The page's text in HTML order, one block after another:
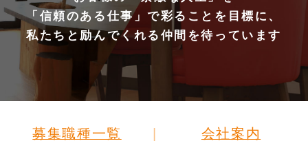
「信頼のある仕事」で彩ることを目標に、
私たちと励んでくれる仲間を待っています
募集職種一覧 会社案内